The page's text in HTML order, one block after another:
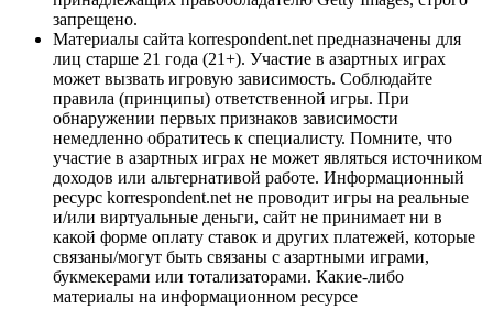
запрещено.
Материалы сайта korrespondent.net предназначены для
лиц старше 21 года (21+). Участие в азартных играх
может вызвать игровую зависимость. Соблюдайте
правила (принципы) ответственной игры. При
обнаружении первых признаков зависимости
немедленно обратитесь к специалисту. Помните, что
участие в азартных играх не может являться источником
доходов или альтернативой работе. Информационный
ресурс korrespondent.net не проводит игры на реальные
и/или виртуальные деньги, сайт не принимает ни в
какой форме оплату ставок и других платежей, которые
связаны/могут быть связаны с азартными играми,
букмекерами или тотализаторами. Какие-либо
материалы на информационном ресурсе